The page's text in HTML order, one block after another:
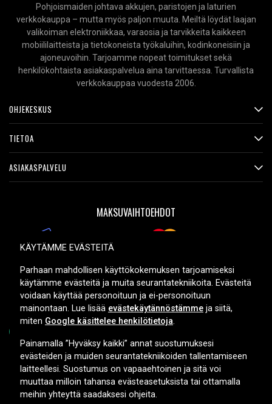
Pohjoismaiden johtava akkujen, paristojen ja laturien
verkkokauppa – mutta myös paljon muuta. Meiltä löydät laajan
valikoiman elektroniikkaa, varaosia ja tarvikkeita kaikkeen
mobiililaitteista ja tietokoneista työkaluihin, kodinkoneisiin ja
ajoneuvoihin. Tarjoamme nopeat toimitukset sekä
henkilökohtaista asiakaspalvelua aina tarvittaessa. Turvallista
verkkokauppaa vuodesta 2006.
OHJEKESKUS
TIETOA
ASIAKASPALVELU
MAKSUVAIHTOEHDOT
TOIMITUSVAIHTOEHDOT
Copyright © 2026, Spares Nordic AB
KÄYTÄMME EVÄSTEITÄ
Parhaan mahdollisen käyttökokemuksen tarjoamiseksi
käytämme evästeitä ja muita seurantatekniikoita. Evästeitä
voidaan käyttää personoituun ja ei-personoituun
mainontaan. Lue lisää evästekäytännöstämme ja siitä,
miten Google käsittelee henkilötietoja.
Painamalla ”Hyväksy kaikki” annat suostumuksesi
evästeiden ja muiden seurantatekniikoiden tallentamiseen
laitteellesi. Suostumus on vapaaehtoinen ja sitä voi
muuttaa milloin tahansa evästeasetuksista tai ottamalla
meihin yhteyttä saadaksesi ohjeita.